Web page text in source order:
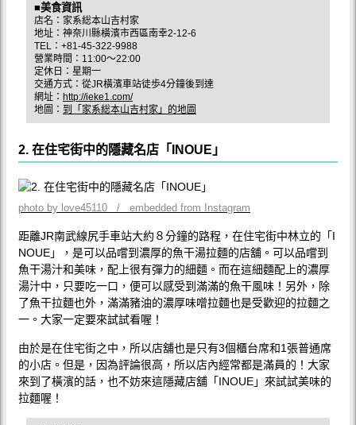
■美食資訊
店名：家系総本山吉村家
地址：神奈川縣橫濱市西區南幸2-12-6
TEL：+81-45-322-9988
營業時間：11:00～22:00
定休日：星期一
交通方式：從JR橫濱車站徒歩4分鐘後到達
網址： http://ieke1.com/
地圖： 到「家系総本山吉村家」的地圖
2. 在住宅街中的隱藏名店「INOUE」
photo by love45110 / embedded from Instagram
距離JR南武線尻手車站大約８分鐘的路程，在住宅街中林立的「I
NOUE」，是可以品嚐到濃厚的魚干湯拉麵的店舖。可以品嚐到
魚干湯汁和美味，配上很有彈力的細麵。而在這細麵配上的濃厚
湯汁中，只要吃一口，便可以感受到滿滿的魚干風味！另外，除
了魚干拉麵也外，滿滿豬油的濃厚味噌拉麵也是受歡迎的拉麵之
一。大家一定要來試試看喔！
由於是在住宅街之中，所以店舖也是只有3個櫃台席和1張普通席
的小店。但是，因為評論很高，所以店內經常都是滿員的！大家
來到了橫濱的話，也不妨來這隱藏店舖「INOUE」來試試美味的
拉麵喔！